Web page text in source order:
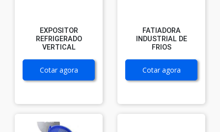
EXPOSITOR
REFRIGERADO
VERTICAL
Cotar agora
FATIADORA
INDUSTRIAL DE
FRIOS
Cotar agora